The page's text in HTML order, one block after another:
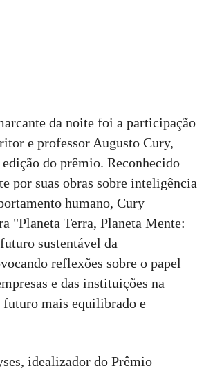
da noite foi a participação
e professor Augusto Cury,
do prêmio. Reconhecido
por suas obras sobre inteligência
humano, Cury
"Planeta Terra, Planeta Mente:
sustentável da
reflexões sobre o papel
e das instituições na
futuro mais equilibrado e
idealizador do Prêmio